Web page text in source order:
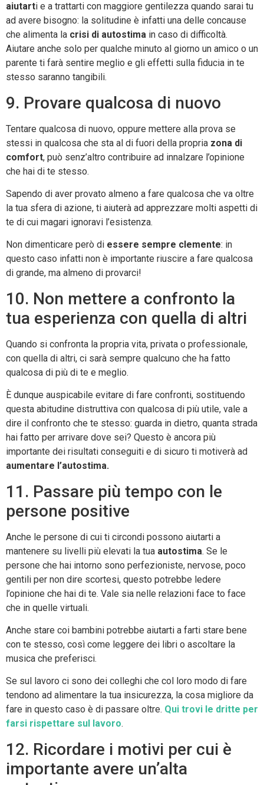
aiutarti e a trattarti con maggiore gentilezza quando sarai tu
ad avere bisogno: la solitudine è infatti una delle concause
che alimenta la crisi di autostima in caso di difficoltà.
Aiutare anche solo per qualche minuto al giorno un amico o un
parente ti farà sentire meglio e gli effetti sulla fiducia in te
stesso saranno tangibili.
9. Provare qualcosa di nuovo
Tentare qualcosa di nuovo, oppure mettere alla prova se
stessi in qualcosa che sta al di fuori della propria zona di
comfort, può senz’altro contribuire ad innalzare l’opinione
che hai di te stesso.
Sapendo di aver provato almeno a fare qualcosa che va oltre
la tua sfera di azione, ti aiuterà ad apprezzare molti aspetti di
te di cui magari ignoravi l’esistenza.
Non dimenticare però di essere sempre clemente: in
questo caso infatti non è importante riuscire a fare qualcosa
di grande, ma almeno di provarci!
10. Non mettere a confronto la
tua esperienza con quella di altri
Quando si confronta la propria vita, privata o professionale,
con quella di altri, ci sarà sempre qualcuno che ha fatto
qualcosa di più di te e meglio.
È dunque auspicabile evitare di fare confronti, sostituendo
questa abitudine distruttiva con qualcosa di più utile, vale a
dire il confronto che te stesso: guarda in dietro, quanta strada
hai fatto per arrivare dove sei? Questo è ancora più
importante dei risultati conseguiti e di sicuro ti motiverà ad
aumentare l’autostima.
11. Passare più tempo con le
persone positive
Anche le persone di cui ti circondi possono aiutarti a
mantenere su livelli più elevati la tua autostima. Se le
persone che hai intorno sono perfezioniste, nervose, poco
gentili per non dire scortesi, questo potrebbe ledere
l’opinione che hai di te. Vale sia nelle relazioni face to face
che in quelle virtuali.
Anche stare coi bambini potrebbe aiutarti a farti stare bene
con te stesso, così come leggere dei libri o ascoltare la
musica che preferisci.
Se sul lavoro ci sono dei colleghi che col loro modo di fare
tendono ad alimentare la tua insicurezza, la cosa migliore da
fare in questo caso è di passare oltre. Qui trovi le dritte per
farsi rispettare sul lavoro.
12. Ricordare i motivi per cui è
importante avere un’alta